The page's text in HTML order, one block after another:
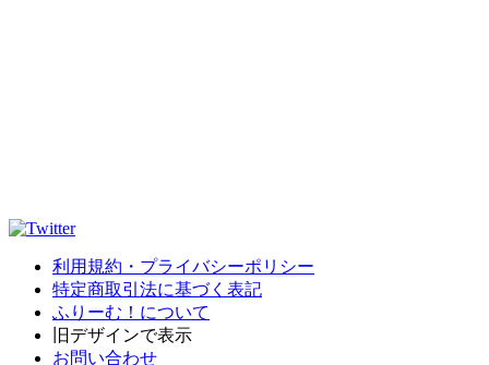
利用規約・プライバシーポリシー
特定商取引法に基づく表記
ふりーむ！について
旧デザインで表示
お問い合わせ